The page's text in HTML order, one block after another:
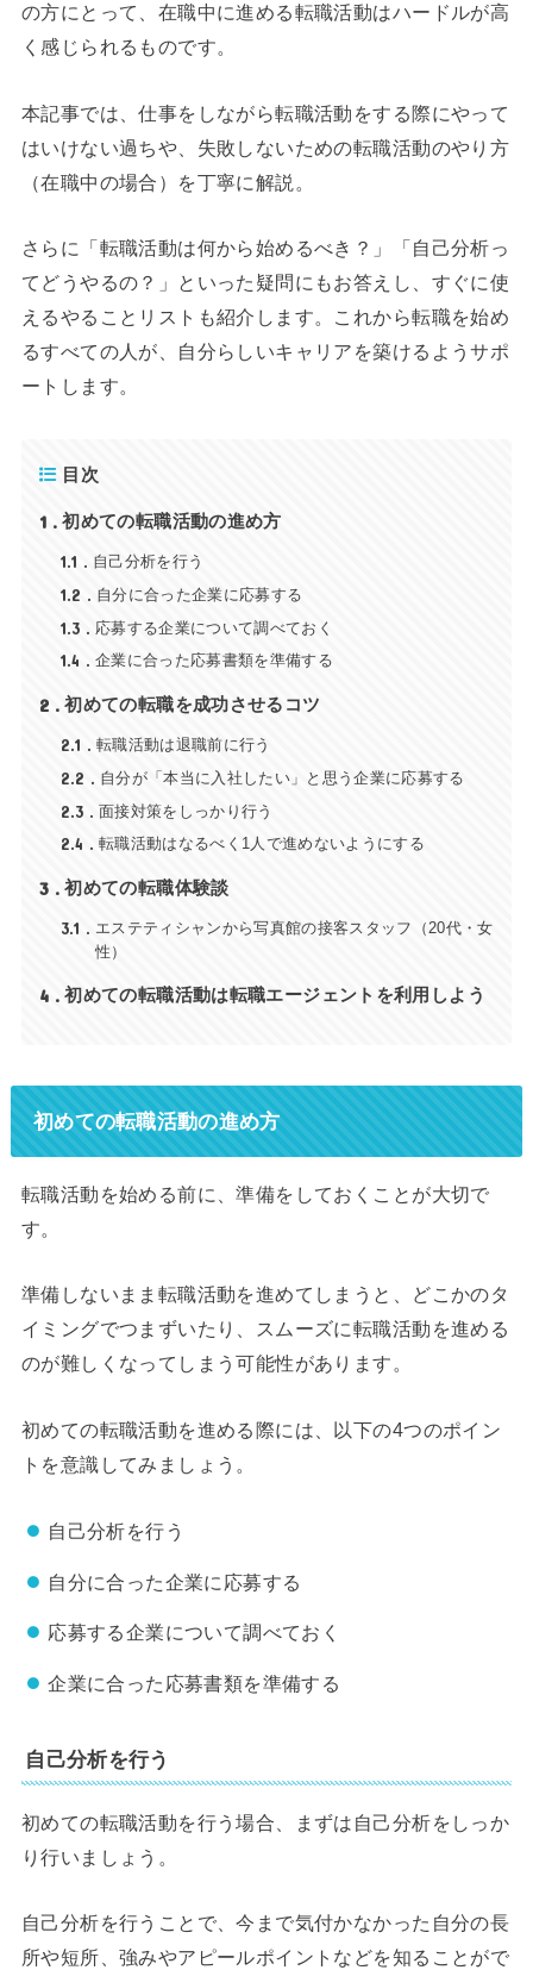
の方にとって、在職中に進める転職活動はハードルが高
く感じられるものです。
本記事では、仕事をしながら転職活動をする際にやって
はいけない過ちや、失敗しないための転職活動のやり方
（在職中の場合）を丁寧に解説。
さらに「転職活動は何から始めるべき？」「自己分析っ
てどうやるの？」といった疑問にもお答えし、すぐに使
えるやることリストも紹介します。これから転職を始め
るすべての人が、自分らしいキャリアを築けるようサポ
ートします。
目次
1 初めての転職活動の進め方
1.1 自己分析を行う
1.2 自分に合った企業に応募する
1.3 応募する企業について調べておく
1.4 企業に合った応募書類を準備する
2 初めての転職を成功させるコツ
2.1 転職活動は退職前に行う
2.2 自分が「本当に入社したい」と思う企業に応募する
2.3 面接対策をしっかり行う
2.4 転職活動はなるべく1人で進めないようにする
3 初めての転職体験談
3.1
エステティシャンから写真館の接客スタッフ（20代・女
性）
4 初めての転職活動は転職エージェントを利用しよう
初めての転職活動の進め方
転職活動を始める前に、準備をしておくことが大切で
す。
準備しないまま転職活動を進めてしまうと、どこかのタ
イミングでつまずいたり、スムーズに転職活動を進める
のが難しくなってしまう可能性があります。
初めての転職活動を進める際には、以下の4つのポイン
トを意識してみましょう。
自己分析を行う
自分に合った企業に応募する
応募する企業について調べておく
企業に合った応募書類を準備する
自己分析を行う
初めての転職活動を行う場合、まずは自己分析をしっか
り行いましょう。
自己分析を行うことで、今まで気付かなかった自分の長
所や短所、強みやアピールポイントなどを知ることがで